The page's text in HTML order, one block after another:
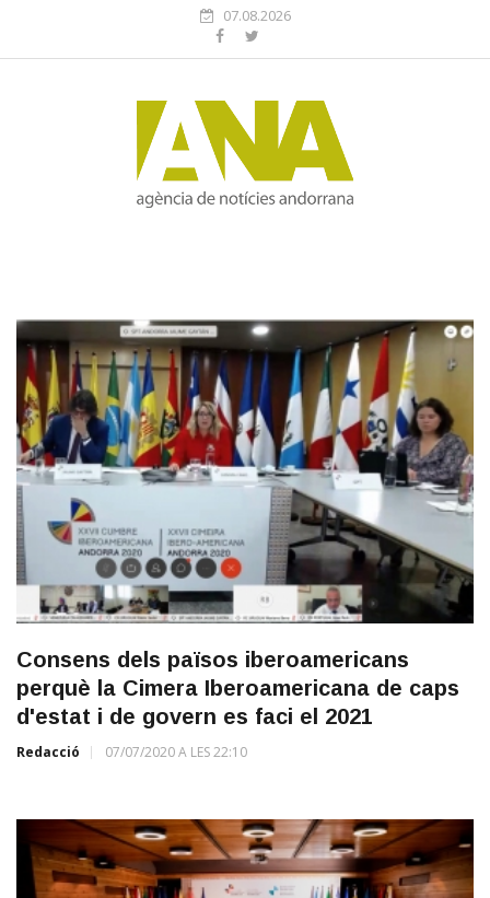
07.08.2026
Consens dels països iberoamericans
perquè la Cimera Iberoamericana de caps
d'estat i de govern es faci el 2021
Redacció 07/07/2020 A LES 22:10